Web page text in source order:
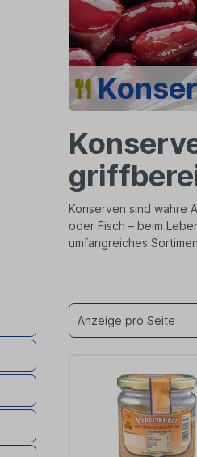
Konserven sind wahre
oder Fisch – beim
umfangreiches
Anzeige pro Seite